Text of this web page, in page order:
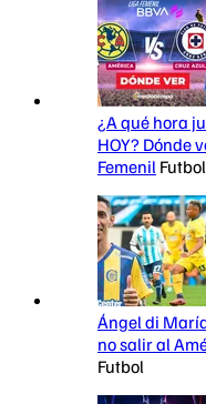
¿A qué hora
HOY? Dónde
Femenil Futbol
Ángel di
no salir al
Futbol